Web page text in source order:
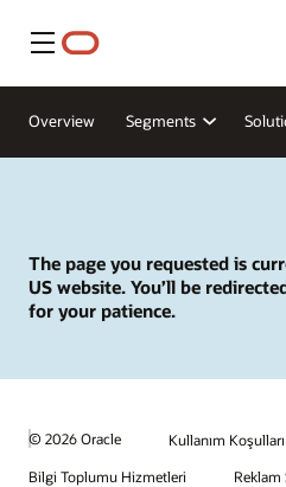
Menü
Overview Segments
The page you requested is
US website. You’ll be
for your patience.
© 2026 Oracle
Kullanım
Bilgi Toplumu Hizmetleri
Reklam